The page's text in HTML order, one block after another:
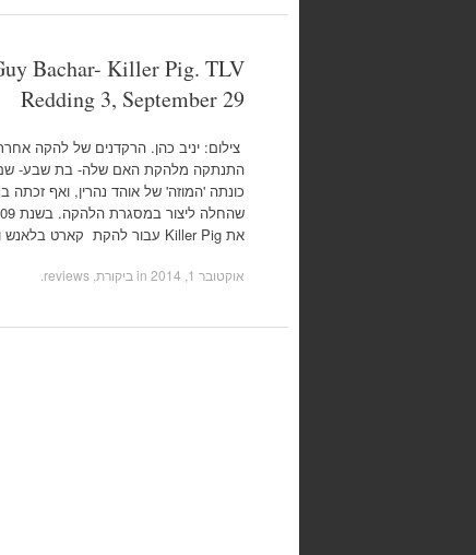
Bachar- Killer Pig. TLV
Redding 3, September 29
צילום: יניב כהן. הרקדנים של להקה אחרת
התנתקה מלהקת האם שלה- בת שבע- שם
כונתה 'המוזה' של אוהד נהרין, ואף זכתה
את Killer Pig עבור להקת קארט בלאנש ותחזקה…
אוקטובר 1, 2014 ביקורת, reviews